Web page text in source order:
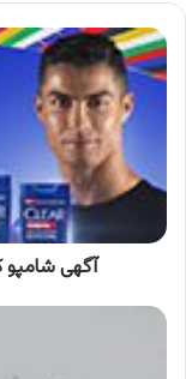
آگهی
شامپو
کلییر
های
جام
های
آگهی شامپو
آگهی